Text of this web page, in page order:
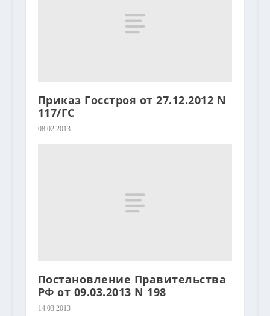
Приказ Госстроя от 27.12.2012 N
117/ГС
08.02.2013
Постановление Правительства
РФ от 09.03.2013 N 198
14.03.2013